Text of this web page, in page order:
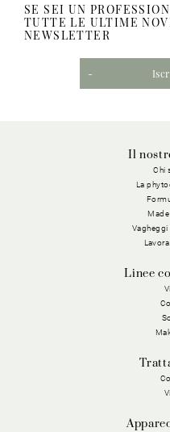
SE SEI UN
TUTTE LE ULTIME
NEWSLETTER
Il
Chi
La
Linee